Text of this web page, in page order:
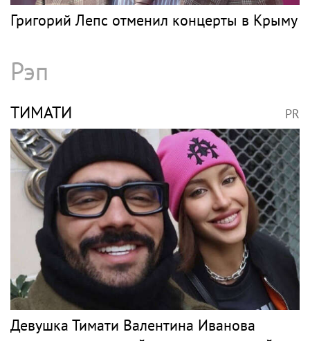
«Золотая клетка» осталась в прошлом: как
Алсу изменила жизнь после развода
ЛЕПС PR